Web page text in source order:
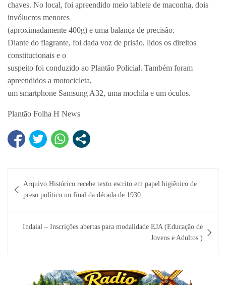
chaves. No local, foi apreendido meio tablete de maconha, dois
invólucros menores
(aproximadamente 400g) e uma balança de precisão.
Diante do flagrante, foi dada voz de prisão, lidos os direitos
constitucionais e o
suspeito foi conduzido ao Plantão Policial. Também foram
apreendidos a motocicleta,
um smartphone Samsung A32, uma mochila e um óculos.
Plantão Folha H News
de
Post
Arquivo Histórico recebe texto escrito em papel higiênico de
preso político no final da década de 1930
Indaial – Inscrições abertas para modalidade EJA (Educação de
Jovens e Adultos )